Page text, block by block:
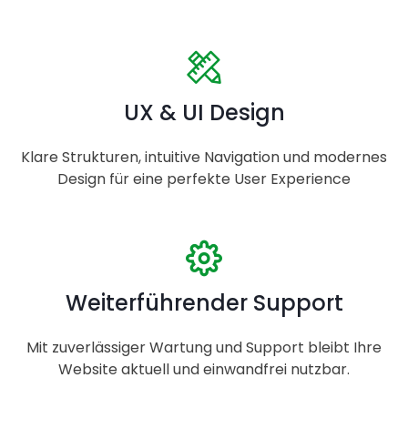
UX & UI Design
Klare Strukturen, intuitive Navigation und modernes
Design für eine perfekte User Experience
Weiterführender Support
Mit zuverlässiger Wartung und Support bleibt Ihre
Website aktuell und einwandfrei nutzbar.